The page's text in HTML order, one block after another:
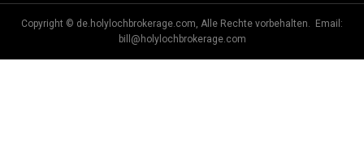
Copyright © de.holylochbrokerage.com, Alle Rechte vorbehalten. Email:
bill@holylochbrokerage.com